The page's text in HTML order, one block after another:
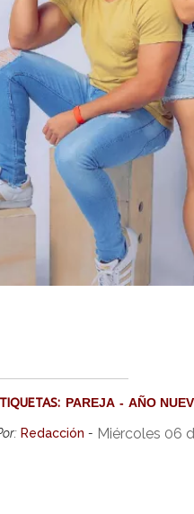
PAREJA AÑO
Redacción - Miércoles 06